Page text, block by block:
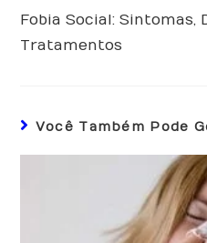
Fobia Social: Sintomas,
Tratamentos
Você Também Pode